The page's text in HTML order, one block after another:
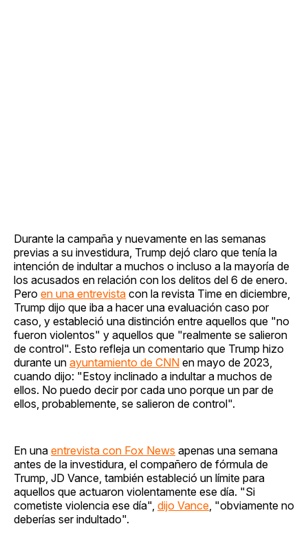
Durante la campaña y nuevamente en las semanas
previas a su investidura, Trump dejó claro que tenía la
intención de indultar a muchos o incluso a la mayoría de
los acusados en relación con los delitos del 6 de enero.
Pero en una entrevista con la revista Time en diciembre,
Trump dijo que iba a hacer una evaluación caso por
caso, y estableció una distinción entre aquellos que "no
fueron violentos" y aquellos que "realmente se salieron
de control". Esto refleja un comentario que Trump hizo
durante un ayuntamiento de CNN en mayo de 2023,
cuando dijo: "Estoy inclinado a indultar a muchos de
ellos. No puedo decir por cada uno porque un par de
ellos, probablemente, se salieron de control".
En una entrevista con Fox News apenas una semana
antes de la investidura, el compañero de fórmula de
Trump, JD Vance, también estableció un límite para
aquellos que actuaron violentamente ese día. "Si
cometiste violencia ese día", dijo Vance , "obviamente no
deberías ser indultado".